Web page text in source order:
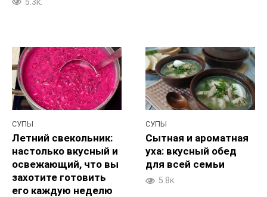
5.3к.
СУПЫ
Летний свекольник:
настолько вкусный и
освежающий, что вы
захотите готовить
его каждую неделю
СУПЫ
Сытная и ароматная
уха: вкусный обед
для всей семьи
5.8к.